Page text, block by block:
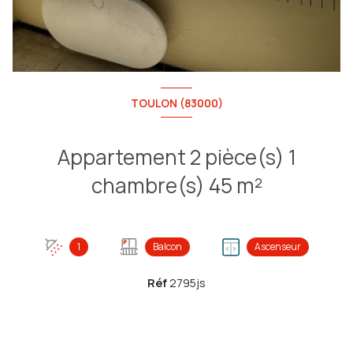
TOULON (83000)
Appartement 2 pièce(s) 1
chambre(s) 45 m²
1 Balcon Ascenseur
Réf2795js